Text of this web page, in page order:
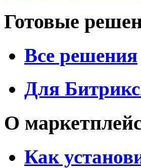
Готовые
Все решения
Для
О
Как